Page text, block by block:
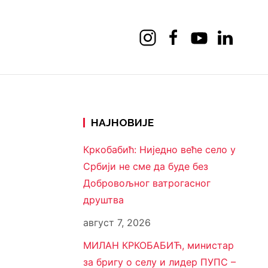
НАЈНОВИЈЕ
Кркобабић: Ниједно веће село у
Србији не сме да буде без
Добровољног ватрогасног
друштва
август 7, 2026
МИЛАН КРКОБАБИЋ, министар
за бригу о селу и лидер ПУПС –